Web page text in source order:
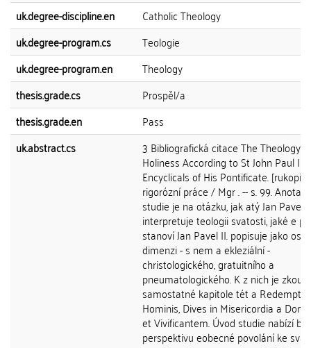
uk.degree-discipline.en
Catholic Theology
uk.degree-program.cs
Teologie
uk.degree-program.en
Theology
thesis.grade.cs
Prospěl/a
thesis.grade.en
Pass
uk.abstract.cs
3 Bibliografická citace The Theology of
Holiness According to St John Paul II
Encyclicals of His Pontificate. [rukopis]:
rigorózní práce / Mgr . -- s. 99.
studie je na otázku, jak atý Jan Pavel
interpretuje teologii svatosti, jaké e
stanoví Jan Pavel II. popisuje jako
dimenzi - s nem a ekleziální -
christologického, gratuitního a
pneumatologického. K z nich je
samostatné kapitole tét a Redemptor
Hominis, Dives in Misericordia a
et Vivificantem. Úvod studie nabízí
perspektivu eobecné povolání ke